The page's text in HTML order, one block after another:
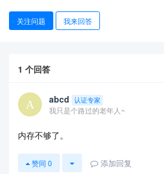
关注问题 我来回答
1 个回答
abcd 认证专家
我只是个路过的老年人~
内存不够了。
赞同 0 添加回复